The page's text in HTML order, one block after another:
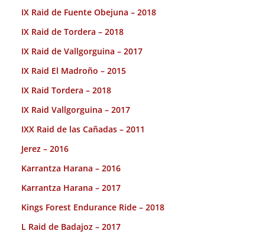
IX Raid de Fuente Obejuna – 2018
IX Raid de Tordera – 2018
IX Raid de Vallgorguina – 2017
IX Raid El Madroño – 2015
IX Raid Tordera – 2018
IX Raid Vallgorguina – 2017
IXX Raid de las Cañadas – 2011
Jerez – 2016
Karrantza Harana – 2016
Karrantza Harana – 2017
Kings Forest Endurance Ride – 2018
L Raid de Badajoz – 2017